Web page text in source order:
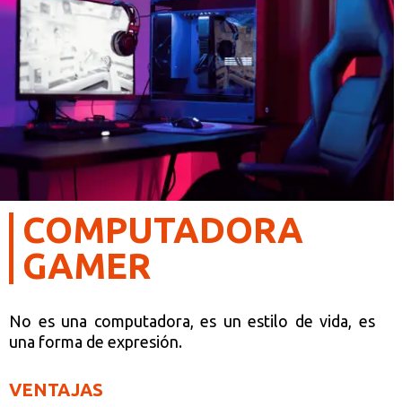
COMPUTADORA
GAMER
No es una computadora, es un estilo de vida, es
una forma de expresión.
VENTAJAS